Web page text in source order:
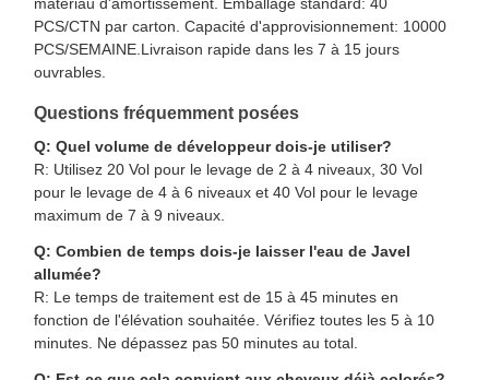
PCS/CTN par carton. Capacité d'approvisionnement: 10000
PCS/SEMAINE.Livraison rapide dans les 7 à 15 jours
ouvrables.
Questions fréquemment posées
Q: Quel volume de développeur dois-je utiliser?
R: Utilisez 20 Vol pour le levage de 2 à 4 niveaux, 30 Vol
pour le levage de 4 à 6 niveaux et 40 Vol pour le levage
maximum de 7 à 9 niveaux.
Q: Combien de temps dois-je laisser l'eau de Javel
allumée?
R: Le temps de traitement est de 15 à 45 minutes en
fonction de l'élévation souhaitée. Vérifiez toutes les 5 à 10
minutes. Ne dépassez pas 50 minutes au total.